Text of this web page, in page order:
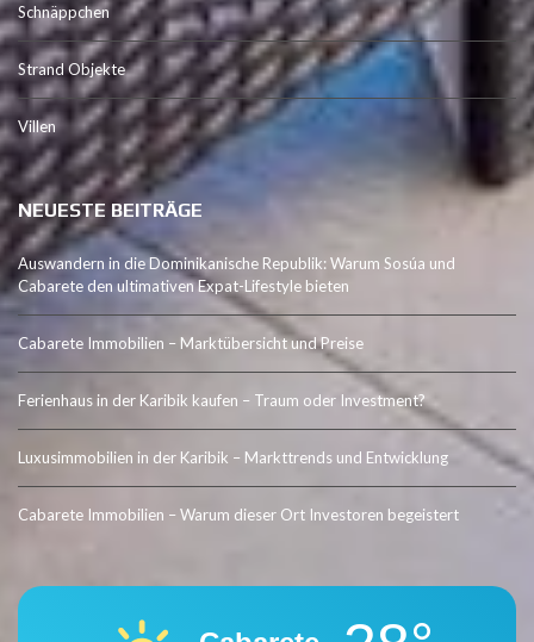
Schnäppchen
Strand Objekte
Villen
NEUESTE BEITRÄGE
Auswandern in die Dominikanische Republik: Warum Sosúa und
Cabarete den ultimativen Expat-Lifestyle bieten
Cabarete Immobilien – Marktübersicht und Preise
Ferienhaus in der Karibik kaufen – Traum oder Investment?
Luxusimmobilien in der Karibik – Markttrends und Entwicklung
Cabarete Immobilien – Warum dieser Ort Investoren begeistert